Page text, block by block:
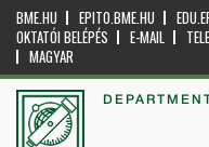
BME.HU EPITO.BME.HU
OKTATÓI BELÉPÉS
E-MAIL
MAGYAR